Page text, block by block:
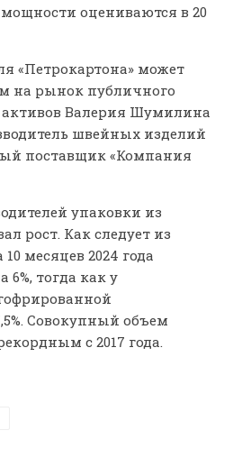
оцениваются в 20
«Петрокартона» может
на рынок публичного
активов Валерия Шумилина
швейных изделий
поставщик «Компания
упаковки из
рост. Как следует из
месяцев 2024 года
6%, тогда как у
Совокупный объем
с 2017 года.